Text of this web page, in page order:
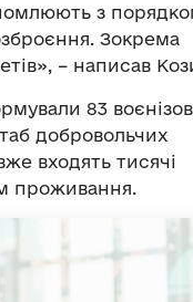
з
Зокрема
– написав
83
добровольчих
входять тисячі
проживання.